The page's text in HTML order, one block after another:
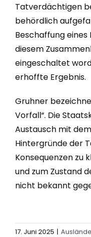
Tatverdächtigen
behördlich
Beschaffung eines
diesem
eingeschaltet
erhoffte Ergebnis.
Gruhner
Vorfall“. Die
Austausch mit
Hintergründe der
Konsequenzen zu
und zum Zustand
nicht bekannt
17. Juni 2025 |